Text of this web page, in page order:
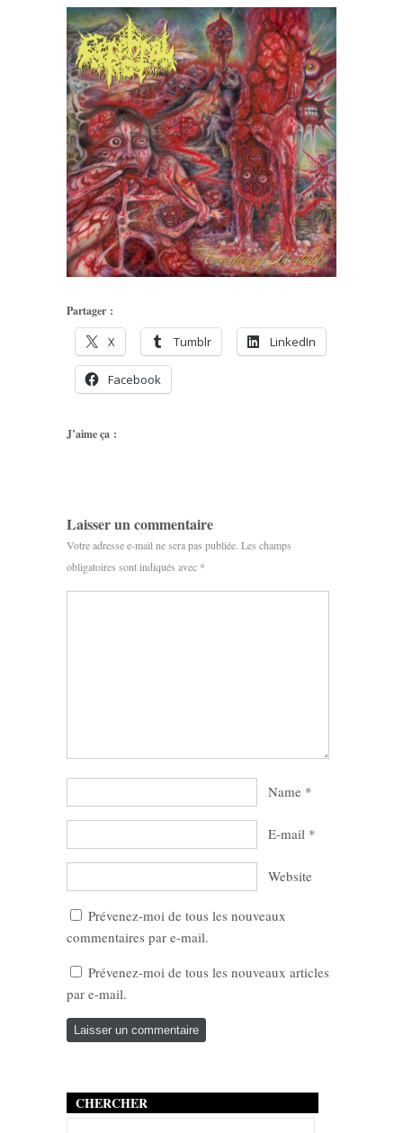
Partager :
X Tumblr LinkedIn
Facebook
J’aime ça :
Laisser un commentaire
Votre adresse e-mail ne sera pas publiée. Les champs
obligatoires sont indiqués avec *
Name *
E-mail *
Website
Prévenez-moi de tous les nouveaux
commentaires par e-mail.
Prévenez-moi de tous les nouveaux articles
par e-mail.
CHERCHER